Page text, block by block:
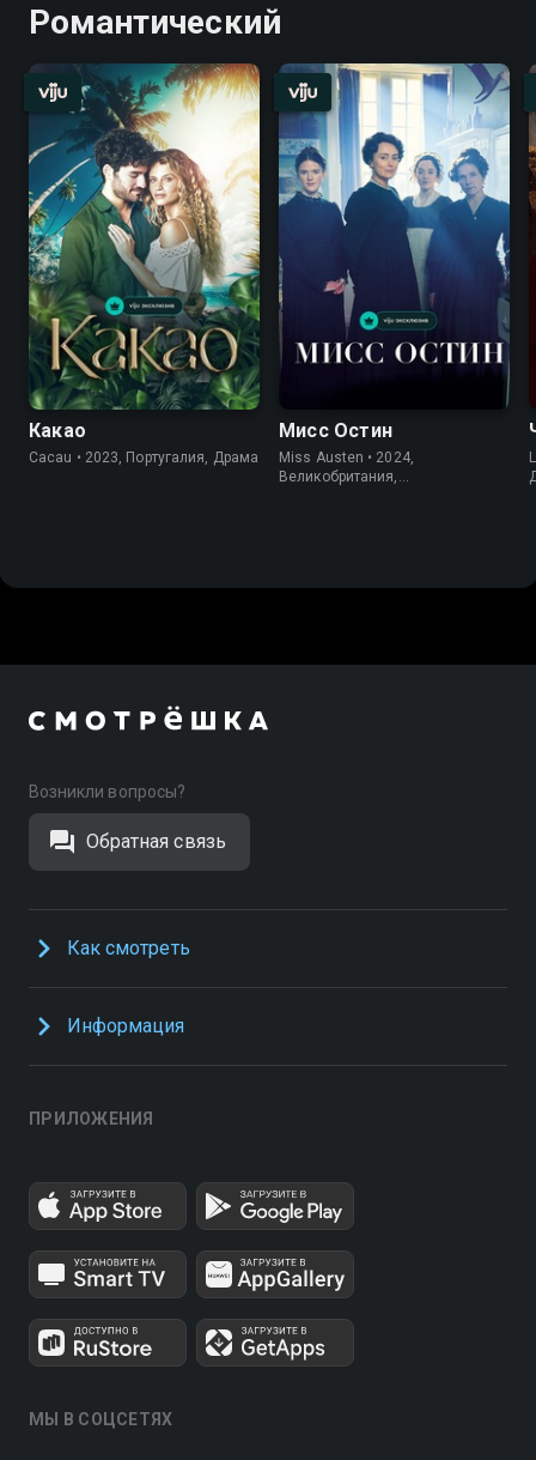
Романтический
Какао
Cacau • 2023, Португалия, Драма
Мисс Остин
Miss Austen • 2024,
Великобритания,
Возникли вопросы?
Обратная связь
Как смотреть
Информация
ПРИЛОЖЕНИЯ
МЫ В СОЦСЕТЯХ